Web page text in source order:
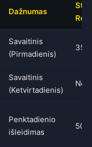
Dažnumas
Savaitinis
(Pirmadienis)
35x
Savaitinis
(Ketvirtadienis)
Nėra
Penktadienio
išleidimas
50x